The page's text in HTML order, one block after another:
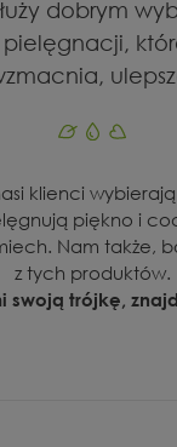
dobrym
klienci
piękno i
Nam także,
z tych produktów.
swoją trójkę,